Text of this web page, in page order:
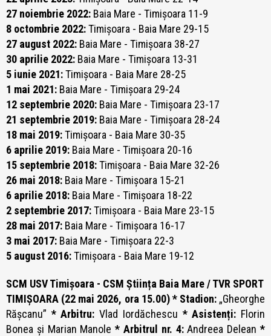
27 noiembrie 2022: Baia Mare - Timișoara 11-9
8 octombrie 2022:Timișoara - Baia Mare 29-15
27 august 2022: Baia Mare - Timișoara 38-27
30 aprilie 2022: Baia Mare - Timișoara 13-31
5 iunie 2021:Timișoara - Baia Mare 28-25
1 mai 2021: Baia Mare - Timișoara 29-24
12 septembrie 2020: Baia Mare - Timișoara 23-17
21 septembrie 2019: Baia Mare - Timișoara 28-24
18 mai 2019:Timișoara - Baia Mare 30-35
6 aprilie 2019: Baia Mare - Timișoara 20-16
15 septembrie 2018:Timișoara - Baia Mare 32-26
26 mai 2018: Baia Mare - Timișoara 15-21
6 aprilie 2018: Baia Mare - Timișoara 18-22
2 septembrie 2017:Timișoara - Baia Mare 23-15
28 mai 2017: Baia Mare - Timișoara 16-17
3 mai 2017: Baia Mare - Timișoara 22-3
5 august 2016:Timișoara - Baia Mare 19-12
SCM USV Timișoara - CSM Știința Baia Mare / TVR SPORT
TIMIȘOARA (22 mai 2026, ora 15.00) * Stadion: „Gheorghe
Rășcanu” * Arbitru: Vlad Iordăchescu * Asistenți: Florin
Bonea și Marian Manole* Arbitrul nr. 4:Andreea Delean *